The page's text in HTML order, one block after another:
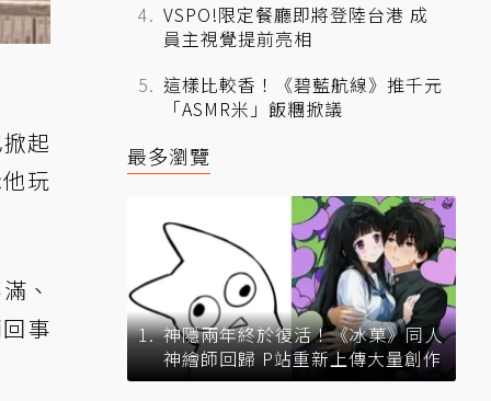
起
玩
、
事
VSPO!限定餐廳即將登陸台港 成
員主視覺提前亮相
這樣比較香！《碧藍航線》推千元
「ASMR米」飯糰掀議
最多瀏覽
神隱兩年終於復活！《冰菓》同人
神繪師回歸 P站重新上傳大量創作